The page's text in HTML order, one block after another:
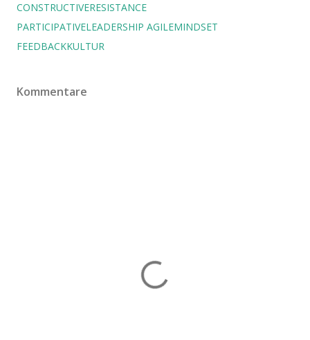
CONSTRUCTIVERESISTANCE
PARTICIPATIVELEADERSHIP AGILEMINDSET
FEEDBACKKULTUR
Kommentare